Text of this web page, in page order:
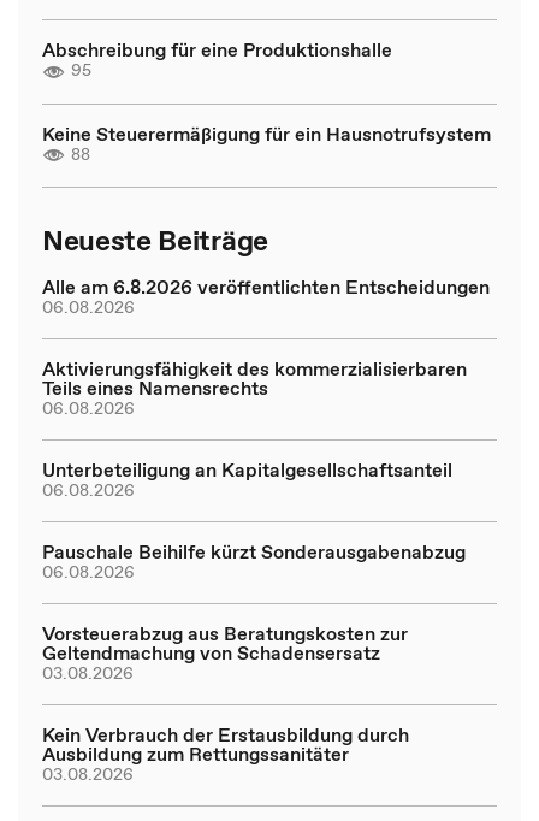
Abschreibung für eine Produktionshalle
95
Keine Steuerermäßigung für ein Hausnotrufsystem
88
Neueste Beiträge
Alle am 6.8.2026 veröffentlichten Entscheidungen
06.08.2026
Aktivierungsfähigkeit des kommerzialisierbaren
Teils eines Namensrechts
06.08.2026
Unterbeteiligung an Kapitalgesellschaftsanteil
06.08.2026
Pauschale Beihilfe kürzt Sonderausgabenabzug
06.08.2026
Vorsteuerabzug aus Beratungskosten zur
Geltendmachung von Schadensersatz
03.08.2026
Kein Verbrauch der Erstausbildung durch
Ausbildung zum Rettungssanitäter
03.08.2026